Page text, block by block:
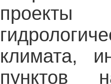
климата,
пунктов